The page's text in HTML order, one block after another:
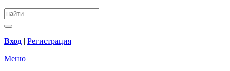
Вход | Регистрация
Меню